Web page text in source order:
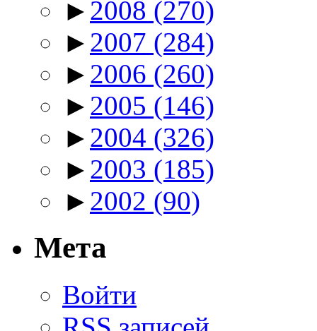
► 2008 (270)
► 2007 (284)
► 2006 (260)
► 2005 (146)
► 2004 (326)
► 2003 (185)
► 2002 (90)
Мета
Войти